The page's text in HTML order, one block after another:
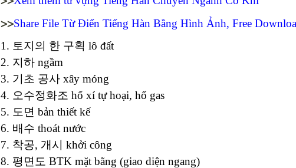
>>Share File Từ Điển Tiếng Hàn Bằng Hình Ảnh, Free
1. 토지의 한 구획 lô đất
2. 지하 ngầm
3. 기초 공사 xây móng
4. 오수정화조 hố xí tự hoại, hố gas
5. 도면 bản thiết kế
6. 배수 thoát nước
7. 착공, 개시 khởi công
8. 평면도 BTK mặt bằng (giao diện ngang)